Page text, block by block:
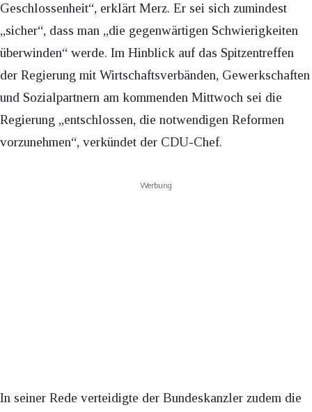
Geschlossenheit“, erklärt Merz. Er sei sich zumindest
„sicher“, dass man „die gegenwärtigen Schwierigkeiten
überwinden“ werde. Im Hinblick auf das Spitzentreffen
der Regierung mit Wirtschaftsverbänden, Gewerkschaften
und Sozialpartnern am kommenden Mittwoch sei die
Regierung „entschlossen, die notwendigen Reformen
vorzunehmen“, verkündet der CDU-Chef.
Werbung
In seiner Rede verteidigte der Bundeskanzler zudem die